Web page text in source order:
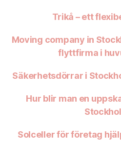
Trikå – ett
Moving company in
flyttfirma i
Säkerhetsdörrar i
Hur blir man en
Solceller för företag